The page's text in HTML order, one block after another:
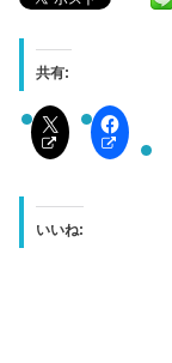
共有:
いいね: